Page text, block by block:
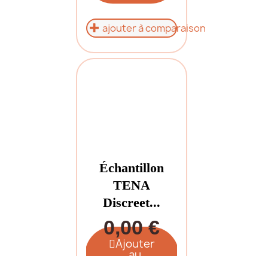
ajouter à comparaison
Échantillon
TENA
Discreet...
0,00 €
Ajouter